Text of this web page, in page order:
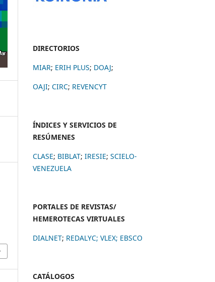
DIRECTORIOS
MIAR; ERIH PLUS; DOAJ;
OAJI; CIRC; REVENCYT
ÍNDICES Y SERVICIOS DE
RESÚMENES
CLASE; BIBLAT; IRESIE; SCIELO-
VENEZUELA
PORTALES DE REVISTAS/
HEMEROTECAS VIRTUALES
DIALNET; REDALYC; VLEX; EBSCO
CATÁLOGOS